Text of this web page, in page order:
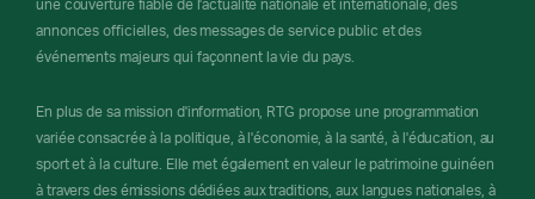
une couverture fiable de l'actualité nationale et internationale, des
annonces officielles, des messages de service public et des
événements majeurs qui façonnent la vie du pays.
En plus de sa mission d'information, RTG propose une programmation
variée consacrée à la politique, à l'économie, à la santé, à l'éducation, au
sport et à la culture. Elle met également en valeur le patrimoine guinéen
à travers des émissions dédiées aux traditions, aux langues nationales, à